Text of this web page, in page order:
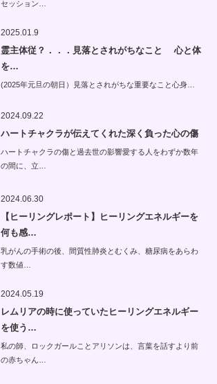
セッション…
2025.01.9
霊主体従？．．．見落とされがちなこと 心と体
を…
(2025年元旦の朝日）見落とされがちな重要なこと心身…
2024.09.22
ハートチャクラが伝えてくれた深く負った心の傷
ハートチャクラの傷と過去世の影響愛する人をわずか数年
の間に、立…
2024.06.30
【ヒーリングレポート】ヒーリングエネルギーを
何も感…
乳がんの手術の後、間質性肺炎とむくみ、糖尿病をあらわ
す数値…
2024.05.19
レムリアの時に使っていたヒーリングエネルギー
を使う…
私の師、ロックガールことアリソンは、言葉を話すより前
の赤ちゃん…